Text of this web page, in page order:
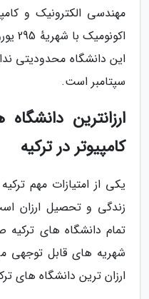
مهندسی الکترونیک و
این دانشگاه محدودیتی
سپتامبر است.
ارزانترین
کامپیوتر در ترکیه
یکی از امتیازات مهم
زندگی و تحصیل ارزان
تمام دانشگاه های
شهریه های قابل توجهی
ارزان ترین دانشگاه های